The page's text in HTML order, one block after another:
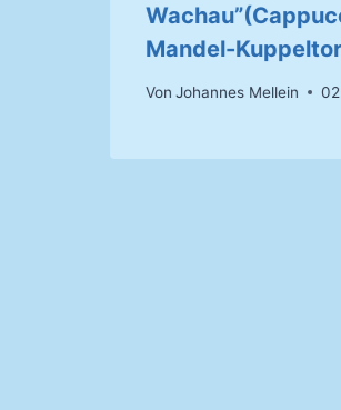
Mandel-
Von Johannes Mellein